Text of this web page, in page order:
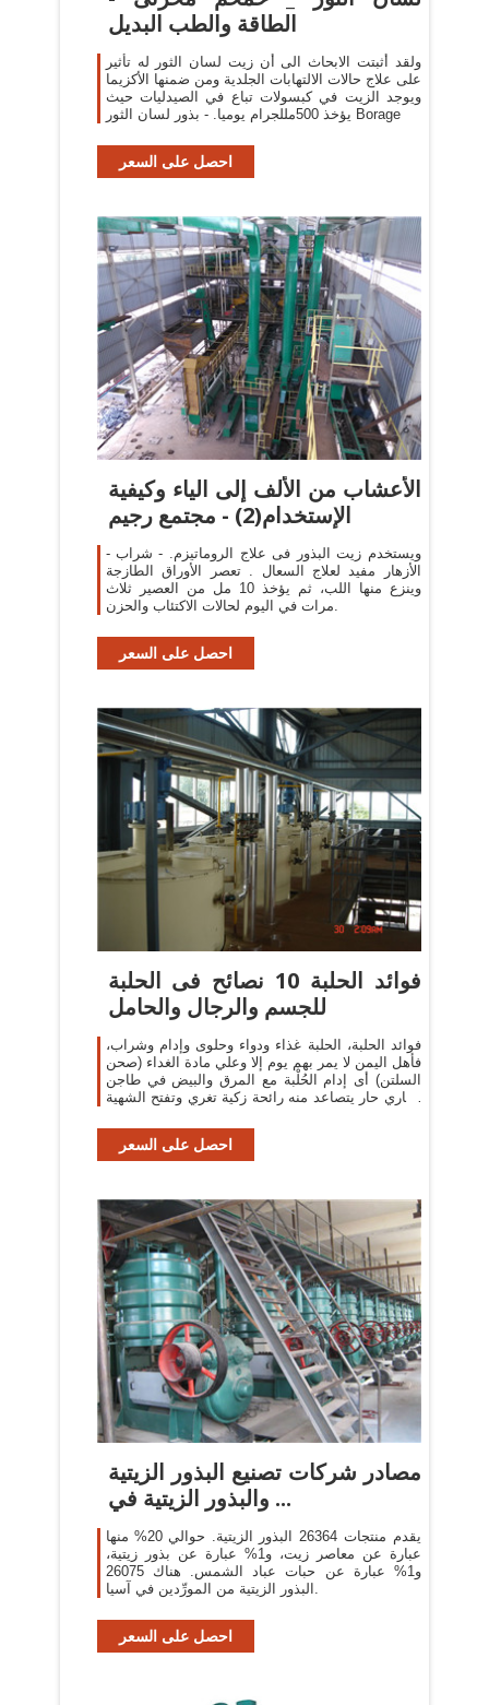
الطاقة والطب البديل
ولقد أثبتت الابحاث الى أن زيت لسان الثور له تأثير
على علاج حالات الالتهابات الجلدية ومن ضمنها الأكزيما
ويوجد الزيت في كبسولات تباع في الصيدليات حيث
يؤخذ 500مللجرام يوميا. - بذور لسان الثور Borage
احصل على السعر
الأعشاب من الألف إلى الياء وكيفية
الإستخدام(2) - مجتمع رجيم
- ويستخدم زيت البذور فى علاج الروماتيزم. - شراب
الأزهار مفيد لعلاج السعال . تعصر الأوراق الطازجة
وينزع منها اللب، ثم يؤخذ 10 مل من العصير ثلاث
مرات في اليوم لحالات الاكتئاب والحزن.
احصل على السعر
فوائد الحلبة 10 نصائح فى الحلبة
للجسم والرجال والحامل
فوائد الحلبة، الحلبة غذاء ودواء وحلوى وإدام وشراب،
فأهل اليمن لا يمر بهم يوم إلا وعلي مادة الغداء (صحن
السلتن) أى إدام الحُلْبة مع المرق والبيض في طاجن
فخاري حار يتصاعد منه رائحة زكية تغري وتفتح الشهية
احصل على السعر
مصادر شركات تصنيع البذور الزيتية
والبذور الزيتية في ...
يقدم منتجات 26364 البذور الزيتية. حوالي 20% منها
عبارة عن معاصر زيت، و1% عبارة عن بذور زيتية،
و1% عبارة عن حبات عباد الشمس. هناك 26075
البذور الزيتية من المورِّدين في آسيا.
احصل على السعر